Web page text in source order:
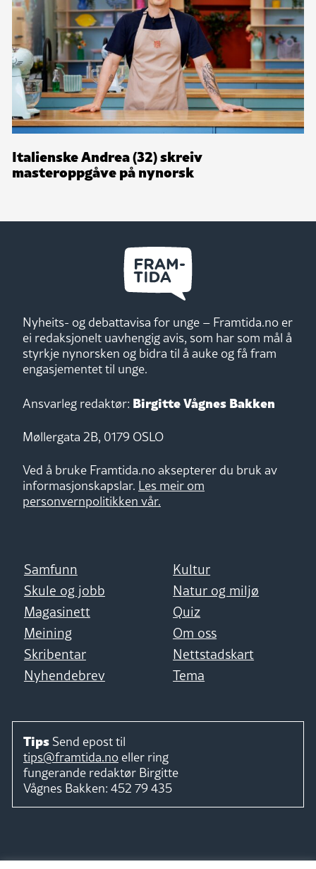
Italienske Andrea (32) skreiv
masteroppgåve på nynorsk
Nyheits- og debattavisa for unge – Framtida.no er
ei redaksjonelt uavhengig avis, som har som mål å
styrkje nynorsken og bidra til å auke og få fram
engasjementet til unge.
Ansvarleg redaktør: Birgitte Vågnes Bakken
Møllergata 2B, 0179 OSLO
Ved å bruke Framtida.no aksepterer du bruk av
informasjonskapslar. Les meir om
personvernpolitikken vår.
Samfunn
Kultur
Skule og jobb
Natur og miljø
Magasinett
Quiz
Meining
Om oss
Skribentar
Nettstadskart
Nyhendebrev
Tema
Tips Send epost til
tips@framtida.no eller ring
fungerande redaktør Birgitte
Vågnes Bakken: 452 79 435